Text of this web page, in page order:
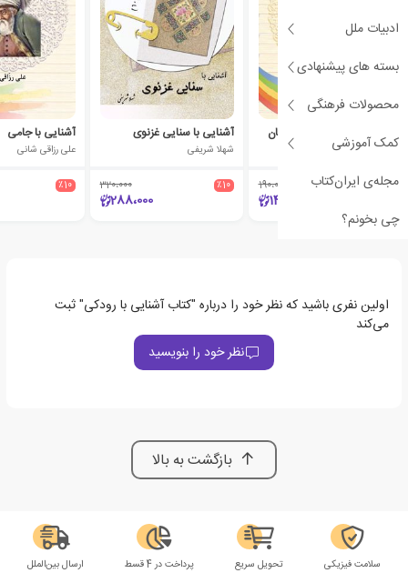
ادبیات ملل
بسته های پیشنهادی
محصولات فرهنگی
کمک آموزشی
مجله‌ی ایران‌کتاب
چی بخونم؟
آشنایی با مسعود سعدسلمان
زهرا میرحسینی مطلق
٪25 190،000
142،500
آشنایی با سنایی غزنوی
شهلا شریفی
٪10 320،000
288،000
آشنایی با جامی
علی رزاقی شانی
٪10
اولین نفری باشید که نظر خود را درباره "کتاب آشنایی با رودکی" ثبت
می‌کند
نظر خود را بنویسید
بازگشت به بالا
سلامت فیزیکی تحویل سریع پرداخت در 4 قسط ارسال بین‌الملل